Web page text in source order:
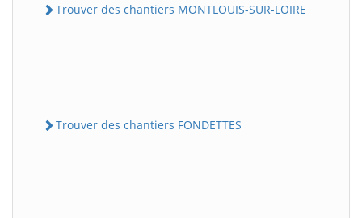
Trouver des chantiers MONTLOUIS-SUR-LOIRE
Trouver des chantiers FONDETTES